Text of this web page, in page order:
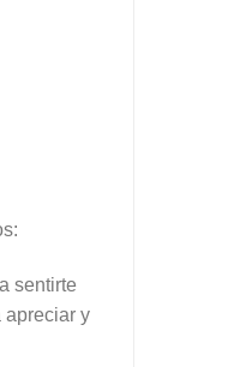
sentirte
apreciar y